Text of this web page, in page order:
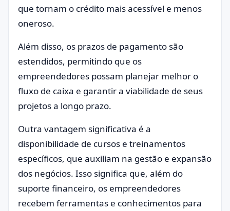
que tornam o crédito mais acessível e menos
oneroso.
Além disso, os prazos de pagamento são
estendidos, permitindo que os
empreendedores possam planejar melhor o
fluxo de caixa e garantir a viabilidade de seus
projetos a longo prazo.
Outra vantagem significativa é a
disponibilidade de cursos e treinamentos
específicos, que auxiliam na gestão e expansão
dos negócios. Isso significa que, além do
suporte financeiro, os empreendedores
recebem ferramentas e conhecimentos para